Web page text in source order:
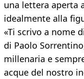
una lettera aperta
idealmente alla
«Ti scrivo a nome
di Paolo
millenaria e
acque del nostro